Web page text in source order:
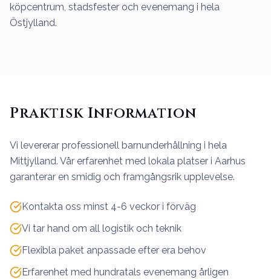
köpcentrum, stadsfester och evenemang i hela
Östjylland.
Praktisk Information
Vi levererar professionell barnunderhållning i hela
Mittjylland. Vår erfarenhet med lokala platser i Aarhus
garanterar en smidig och framgångsrik upplevelse.
Kontakta oss minst 4-6 veckor i förväg
Vi tar hand om all logistik och teknik
Flexibla paket anpassade efter era behov
Erfarenhet med hundratals evenemang årligen